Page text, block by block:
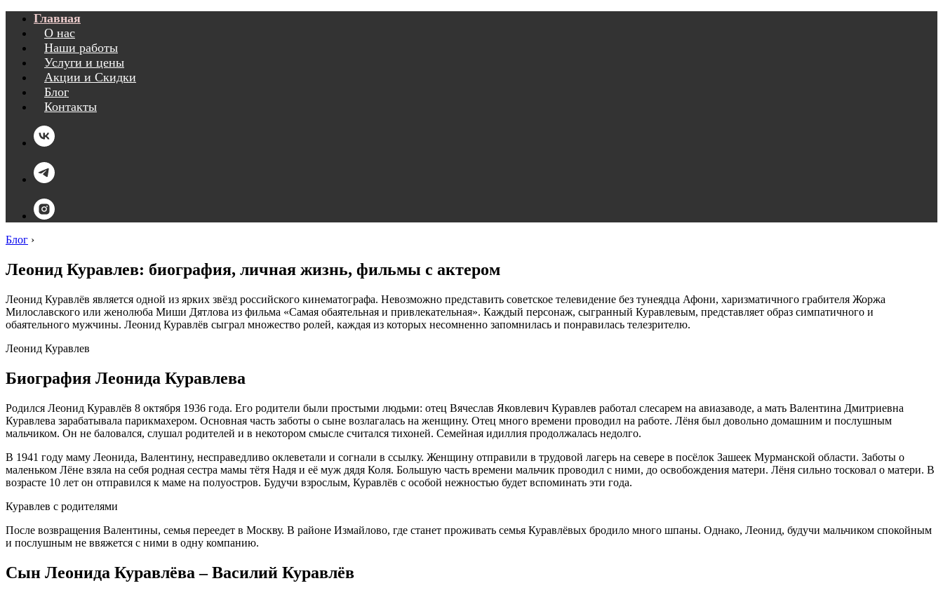
Главная
О нас
Наши работы
Услуги и цены
Акции и Скидки
Блог
Контакты
Блог ›
Леонид Куравлев: биография, личная жизнь, фильмы с актером
Леонид Куравлёв является одной из ярких звёзд российского кинематографа. Невозможно представить советское телевидение без тунеядца Афони, харизматичного грабителя Жоржа
Милославского или женолюба Миши Дятлова из фильма «Самая обаятельная и привлекательная». Каждый персонаж, сыгранный Куравлевым, представляет образ симпатичного и
обаятельного мужчины. Леонид Куравлёв сыграл множество ролей, каждая из которых несомненно запомнилась и понравилась телезрителю.
Леонид Куравлев
Биография Леонида Куравлева
Родился Леонид Куравлёв 8 октября 1936 года. Его родители были простыми людьми: отец Вячеслав Яковлевич Куравлев работал слесарем на авиазаводе, а мать Валентина Дмитриевна
Куравлева зарабатывала парикмахером. Основная часть заботы о сыне возлагалась на женщину. Отец много времени проводил на работе. Лёня был довольно домашним и послушным
мальчиком. Он не баловался, слушал родителей и в некотором смысле считался тихоней. Семейная идиллия продолжалась недолго.
В 1941 году маму Леонида, Валентину, несправедливо оклеветали и согнали в ссылку. Женщину отправили в трудовой лагерь на севере в посёлок Зашеек Мурманской области. Заботы о
маленьком Лёне взяла на себя родная сестра мамы тётя Надя и её муж дядя Коля. Большую часть времени мальчик проводил с ними, до освобождения матери. Лёня сильно тосковал о матери. В
возрасте 10 лет он отправился к маме на полуостров. Будучи взрослым, Куравлёв с особой нежностью будет вспоминать эти года.
Куравлев с родителями
После возвращения Валентины, семья переедет в Москву. В районе Измайлово, где станет проживать семья Куравлёвых бродило много шпаны. Однако, Леонид, будучи мальчиком спокойным
и послушным не ввяжется с ними в одну компанию.
Сын Леонида Куравлёва – Василий Куравлёв